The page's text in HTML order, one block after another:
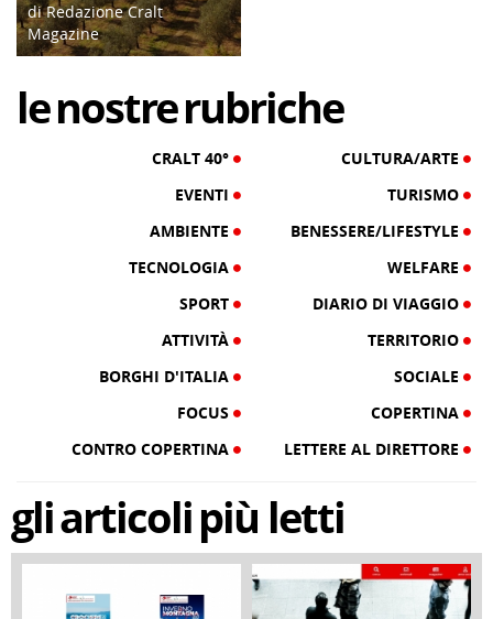
di Redazione Cralt
Magazine
lenostrerubriche
CRALT 40°
CULTURA/ARTE
EVENTI
TURISMO
AMBIENTE
BENESSERE/LIFESTYLE
TECNOLOGIA
WELFARE
SPORT
DIARIO DI VIAGGIO
ATTIVITÀ
TERRITORIO
BORGHI D'ITALIA
SOCIALE
FOCUS
COPERTINA
CONTRO COPERTINA
LETTERE AL DIRETTORE
gliarticolipiù letti